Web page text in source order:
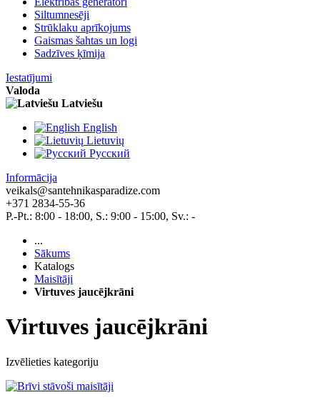
Siltumnesēji
Strūklaku aprīkojums
Gaismas šahtas un logi
Sadzīves ķīmija
Iestatījumi
Valoda
Latviešu
English
Lietuvių
Pусский
Informācija
veikals@santehnikasparadize.com
+371 2834-55-36
P.-Pt.: 8:00 - 18:00, S.: 9:00 - 15:00, Sv.: -
...
Sākums
Katalogs
Maisītāji
Virtuves jaucējkrāni
Virtuves jaucējkrāni
Izvēlieties kategoriju